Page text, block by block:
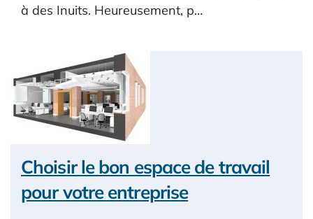
à des Inuits. Heureusement, p…
Choisir le bon espace de travail
pour votre entreprise